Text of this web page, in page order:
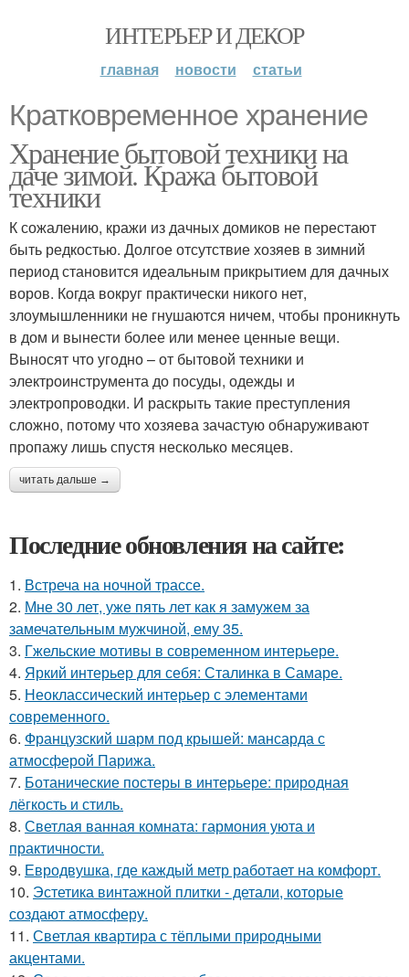
ИНТЕРЬЕР И ДЕКОР
главная новости статьи
Кратковременное хранение
Хранение бытовой техники на
даче зимой. Кража бытовой
техники
К сожалению, кражи из дачных домиков не перестают
быть редкостью. Долгое отсутствие хозяев в зимний
период становится идеальным прикрытием для дачных
воров. Когда вокруг практически никого нет,
злоумышленники не гнушаются ничем, чтобы проникнуть
в дом и вынести более или менее ценные вещи.
Выносят что угодно – от бытовой техники и
электроинструмента до посуды, одежды и
электропроводки. И раскрыть такие преступления
сложно, потому что хозяева зачастую обнаруживают
пропажу лишь спустя несколько месяцев.
читать дальше →
Последние обновления на сайте:
1. Встреча на ночной трассе.
2. Мне 30 лет, уже пять лет как я замужем за
замечательным мужчиной, ему 35.
3. Гжельские мотивы в современном интерьере.
4. Яркий интерьер для себя: Сталинка в Самаре.
5. Неоклассический интерьер с элементами
современного.
6. Французский шарм под крышей: мансарда с
атмосферой Парижа.
7. Ботанические постеры в интерьере: природная
лёгкость и стиль.
8. Светлая ванная комната: гармония уюта и
практичности.
9. Евродвушка, где каждый метр работает на комфорт.
10. Эстетика винтажной плитки - детали, которые
создают атмосферу.
11. Светлая квартира с тёплыми природными
акцентами.